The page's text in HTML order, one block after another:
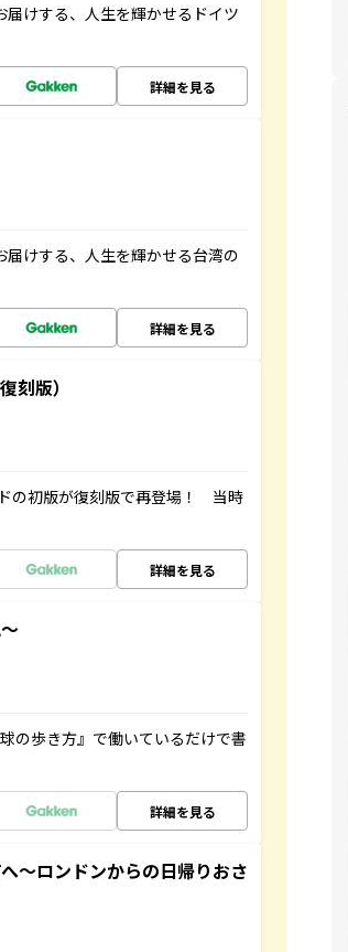
けする、人生を輝かせるドイツ
詳細を見る
けする、人生を輝かせる台湾の
詳細を見る
刻版）
の初版が復刻版で再登場！ 当時
詳細を見る
の歩き方』で働いているだけで書
詳細を見る
～ロンドンからの日帰りおさ